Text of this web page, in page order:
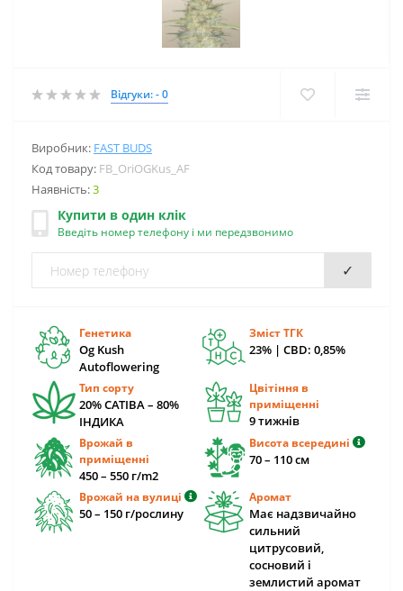
Відгуки: - 0
Виробник: FAST BUDS
Код товару: FB_OriOGKus_AF
Наявність:3
Купити в один клік
Введіть номер телефону і ми передзвонимо
✓
Генетика
Og Kush
Autoflowering
Зміст ТГК
23% | CBD: 0,85%
Тип сорту
20% САТІВА – 80%
ІНДИКА
Цвітіння в
приміщенні
9 тижнів
Врожай в
приміщенні
450 – 550 г/m2
Висота всередині
70 – 110 см
Врожай на вулиці
50 – 150 г/рослину
Аромат
Має надзвичайно
сильний
цитрусовий,
сосновий і
землистий аромат